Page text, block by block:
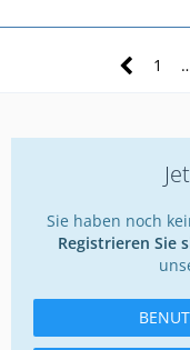
1
Sie haben noch
Registrieren Sie